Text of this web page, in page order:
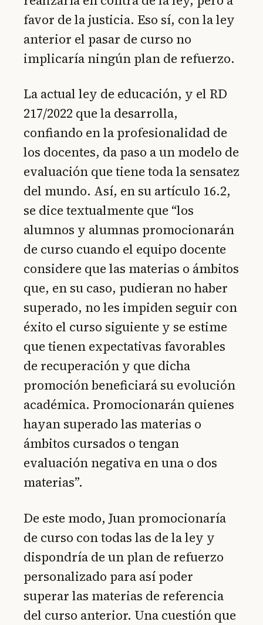
favor de la justicia. Eso sí, con la ley
anterior el pasar de curso no
implicaría ningún plan de refuerzo.
La actual ley de educación, y el RD
217/2022 que la desarrolla,
confiando en la profesionalidad de
los docentes, da paso a un modelo de
evaluación que tiene toda la sensatez
del mundo. Así, en su artículo 16.2,
se dice textualmente que “los
alumnos y alumnas promocionarán
de curso cuando el equipo docente
considere que las materias o ámbitos
que, en su caso, pudieran no haber
superado, no les impiden seguir con
éxito el curso siguiente y se estime
que tienen expectativas favorables
de recuperación y que dicha
promoción beneficiará su evolución
académica. Promocionarán quienes
hayan superado las materias o
ámbitos cursados o tengan
evaluación negativa en una o dos
materias”.
De este modo, Juan promocionaría
de curso con todas las de la ley y
dispondría de un plan de refuerzo
personalizado para así poder
superar las materias de referencia
del curso anterior. Una cuestión que